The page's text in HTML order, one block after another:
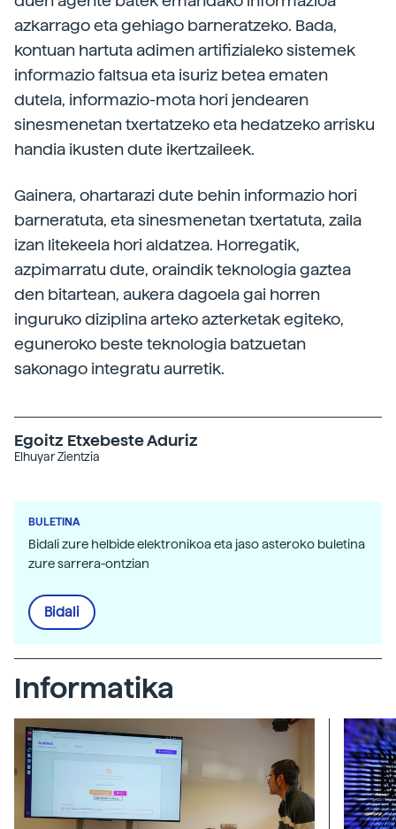
azkarrago eta gehiago barneratzeko. Bada,
kontuan hartuta adimen artifizialeko sistemek
informazio faltsua eta isuriz betea ematen
dutela, informazio-mota hori jendearen
sinesmenetan txertatzeko eta hedatzeko arrisku
handia ikusten dute ikertzaileek.
Gainera, ohartarazi dute behin informazio hori
barneratuta, eta sinesmenetan txertatuta, zaila
izan litekeela hori aldatzea. Horregatik,
azpimarratu dute, oraindik teknologia gaztea
den bitartean, aukera dagoela gai horren
inguruko diziplina arteko azterketak egiteko,
eguneroko beste teknologia batzuetan
sakonago integratu aurretik.
Egoitz Etxebeste Aduriz
Elhuyar Zientzia
BULETINA
Bidali zure helbide elektronikoa eta jaso asteroko buletina
zure sarrera-ontzian
Bidali
Informatika